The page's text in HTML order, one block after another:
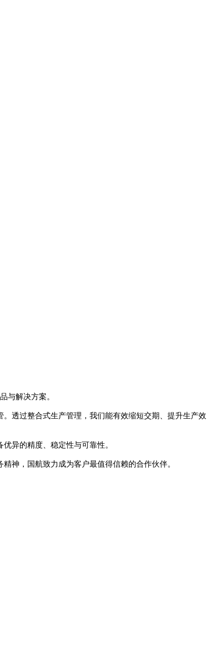
与解决方案。
透过整合式生产管理，我们能有效缩短交期、提升生产效
异的精度、稳定性与可靠性。
神，国航致力成为客户最值得信赖的合作伙伴。